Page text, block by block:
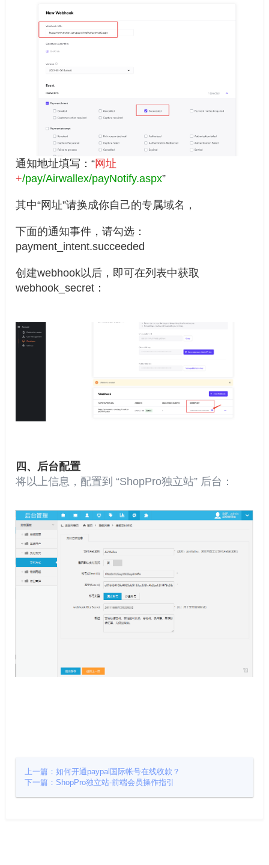
通知地址填写：“网址
+/pay/Airwallex/payNotify.aspx”
其中“网址”请换成你自己的专属域名，
下面的通知事件，请勾选：
payment_intent.succeeded
创建webhook以后，即可在列表中获取
webhook_secret：
四、后台配置
将以上信息，配置到 “ShopPro独立站” 后台：
上一篇：如何开通paypal国际帐号在线收款？
下一篇：ShopPro独立站-前端会员操作指引